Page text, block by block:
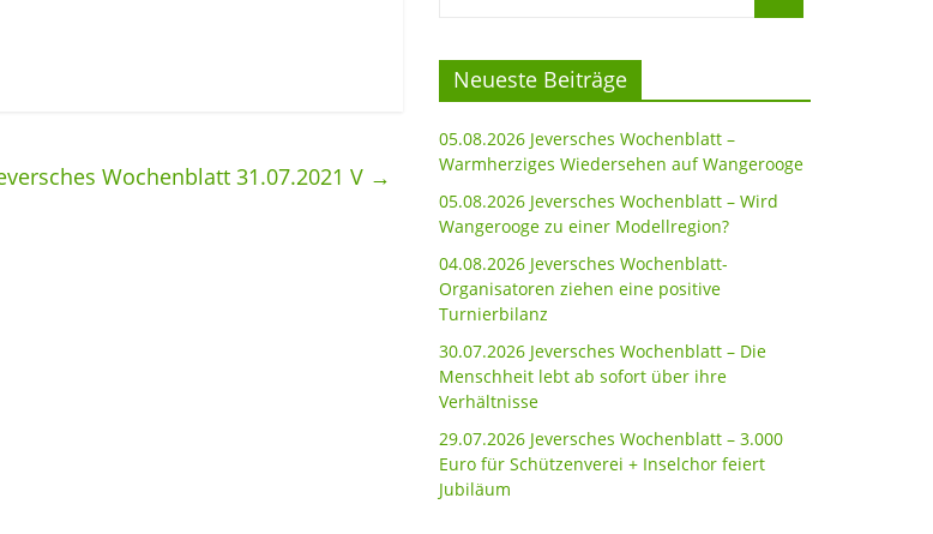
Wochenblatt 31.07.2021 V →
Neueste Beiträge
05.08.2026 Jeversches Wochenblatt –
Warmherziges Wiedersehen auf Wangerooge
05.08.2026 Jeversches Wochenblatt – Wird
Wangerooge zu einer Modellregion?
04.08.2026 Jeversches Wochenblatt-
Organisatoren ziehen eine positive
Turnierbilanz
30.07.2026 Jeversches Wochenblatt – Die
Menschheit lebt ab sofort über ihre
Verhältnisse
29.07.2026 Jeversches Wochenblatt – 3.000
Euro für Schützenverei + Inselchor feiert
Jubiläum